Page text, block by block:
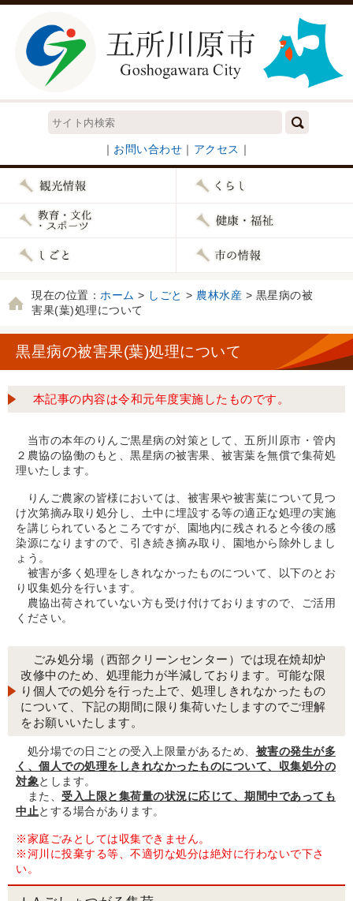
｜ お問い合わせ ｜ アクセス ｜
現在の位置： ホーム > しごと > 農林水産 > 黒星病の被
害果(葉)処理について
黒星病の被害果(葉)処理について
本記事の内容は令和元年度実施したものです。
当市の本年のりんご黒星病の対策として、五所川原市・管内
２農協の協働のもと、黒星病の被害果、被害葉を無償で集荷処
理いたします。
りんご農家の皆様においては、被害果や被害葉について見つ
け次第摘み取り処分し、土中に埋設する等の適正な処理の実施
を講じられているところですが、園地内に残されると今後の感
染源になりますので、引き続き摘み取り、園地から除外しまし
ょう。
被害が多く処理をしきれなかったものについて、以下のとお
り収集処分を行います。
農協出荷されていない方も受け付けておりますので、ご活用
ください。
ごみ処分場（西部クリーンセンター）では現在焼却炉
改修中のため、処理能力が半減しております。可能な限
り個人での処分を行った上で、処理しきれなかったもの
について、下記の期間に限り集荷いたしますのでご理解
をお願いいたします。
処分場での日ごとの受入上限量があるため、 被害の発生が多
く、個人での処理をしきれなかったものについて、収集処分の
対象とします。
また、 受入上限と集荷量の状況に応じて、期間中であっても
中止とする場合があります。
※家庭ごみとしては収集できません。
※河川に投棄する等、不適切な処分は絶対に行わないで下さ
い。